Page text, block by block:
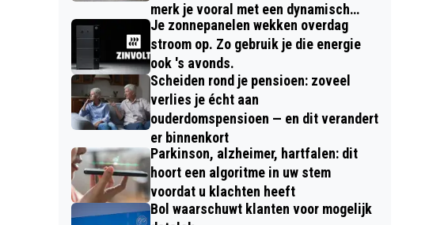
merk je vooral met een dynamisch
contract
Je zonnepanelen wekken overdag
stroom op. Zo gebruik je die energie
ook 's avonds.
Scheiden rond je pensioen: zoveel
verlies je écht aan
ouderdomspensioen — en dit verandert
er binnenkort
Parkinson, alzheimer, hartfalen: dit
hoort een algoritme in uw stem
voordat u klachten heeft
Bol waarschuwt klanten voor mogelijk